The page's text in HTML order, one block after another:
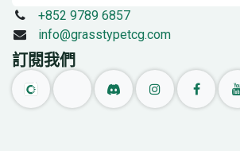
+852 9789 6857
info@grasstypetcg.com
訂閱我們